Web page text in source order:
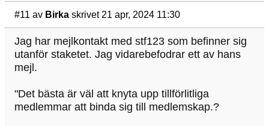
#11 av Birka skrivet 21 apr, 2024 11:30
Jag har mejlkontakt med stf123 som befinner sig
utanför staketet. Jag vidarebefodrar ett av hans
mejl.
"Det bästa är väl att knyta upp tillförlitliga
medlemmar att binda sig till medlemskap.?